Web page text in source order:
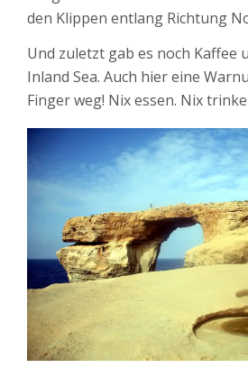
den Klippen entlang Richtung
Und zuletzt gab es noch Kaffee
Inland Sea. Auch hier eine
Finger weg! Nix essen. Nix